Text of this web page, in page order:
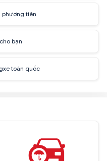
phương tiện
bạn
toàn quốc